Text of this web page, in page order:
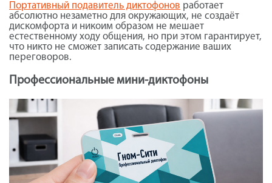
Портативный подавитель диктофонов работает
абсолютно незаметно для окружающих, не создаёт
дискомфорта и никоим образом не мешает
естественному ходу общения, но при этом гарантирует,
что никто не сможет записать содержание ваших
переговоров.
Профессиональные мини-диктофоны